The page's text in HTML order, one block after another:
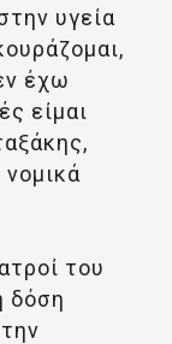
υγεία
έχω
είμαι
νομικά
του
δόση